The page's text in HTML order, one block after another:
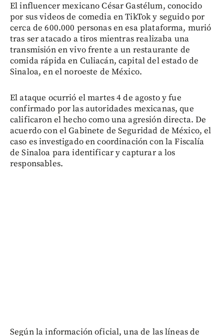
El influencer mexicano César Gastélum, conocido
por sus videos de comedia en TikTok y seguido por
cerca de 600.000 personas en esa plataforma, murió
tras ser atacado a tiros mientras realizaba una
transmisión en vivo frente a un restaurante de
comida rápida en Culiacán, capital del estado de
Sinaloa, en el noroeste de México.
El ataque ocurrió el martes 4 de agosto y fue
confirmado por las autoridades mexicanas, que
calificaron el hecho como una agresión directa. De
acuerdo con el Gabinete de Seguridad de México, el
caso es investigado en coordinación con la Fiscalía
de Sinaloa para identificar y capturar a los
responsables.
Según la información oficial, una de las líneas de